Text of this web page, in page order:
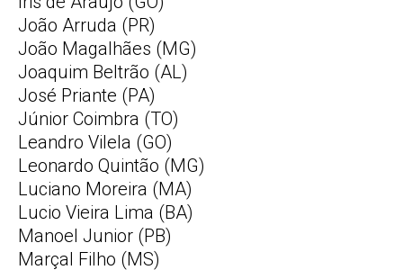
João Arruda (PR)
João Magalhães (MG)
Joaquim Beltrão (AL)
José Priante (PA)
Júnior Coimbra (TO)
Leandro Vilela (GO)
Leonardo Quintão (MG)
Luciano Moreira (MA)
Lucio Vieira Lima (BA)
Manoel Junior (PB)
Marçal Filho (MS)